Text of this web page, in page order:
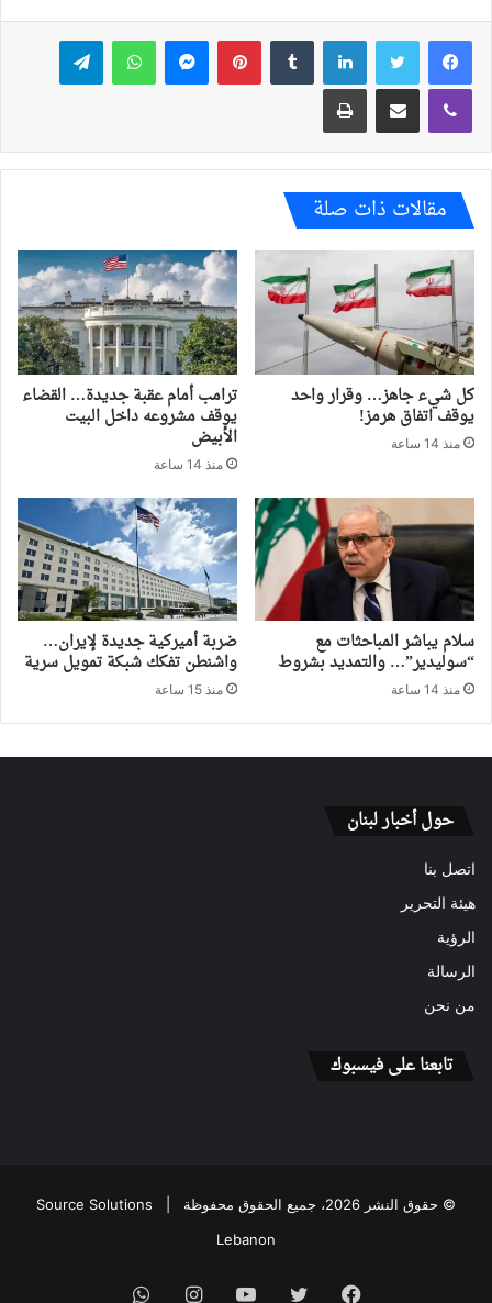
فيسبوك تويتر لينكدإن بينتيريستماسنجر واتساب تيلقرام
ڤايبر مشاركة عبر البريد طباعة
مقالات ذات صلة
كل شيء جاهز… وقرار واحد
يوقف اتفاق هرمز!
منذ 14 ساعة
ترامب أمام عقبة جديدة… القضاء
يوقف مشروعه داخل البيت
الأبيض
منذ 14 ساعة
سلام يباشر المباحثات مع
“سوليدير”… والتمديد بشروط
منذ 14 ساعة
ضربة أميركية جديدة لإيران…
واشنطن تفكك شبكة تمويل سرية
منذ 15 ساعة
حول أخبار لبنان
اتصل بنا
هيئة التحرير
الرؤية
الرسالة
من نحن
تابعنا على فيسبوك
© حقوق النشر 2026، جميع الحقوق محفوظة |
Source Solutions
Lebanon
فيسبوك تويتر يوتيوبانستقرامواتساب